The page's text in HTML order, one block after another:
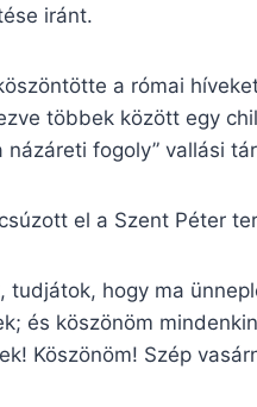
iránt.
a római
többek között egy
názáreti fogoly” vallási
el a Szent Péter
tudjátok, hogy ma
és köszönöm
Köszönöm! Szép